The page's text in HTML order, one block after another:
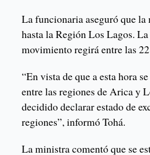
La funcionaria aseguró que
hasta la Región Los Lagos.
movimiento regirá entre las
“En vista de que a esta hora
entre las regiones de Arica y
decidido declarar estado de
regiones”, informó Tohá.
La ministra comentó que se